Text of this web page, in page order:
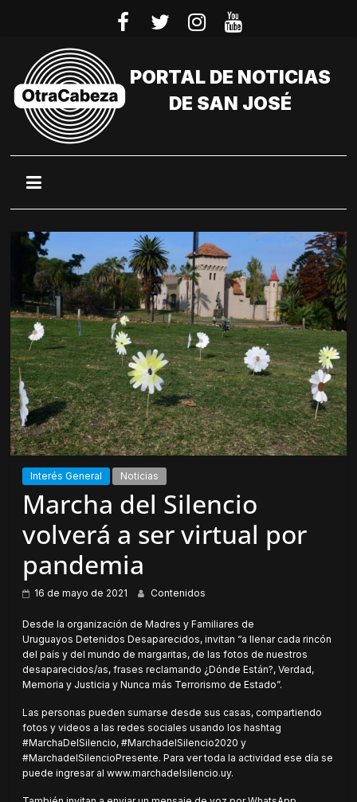
PORTAL DE NOTICIAS
DE SAN JOSÉ
Interés General Noticias
Marcha del Silencio
volverá a ser virtual por
pandemia
16 de mayo de 2021 Contenidos
Desde la organización de Madres y Familiares de
Uruguayos Detenidos Desaparecidos, invitan “a llenar cada rincón
del país y del mundo de margaritas, de las fotos de nuestros
desaparecidos/as, frases reclamando ¿Dónde Están?, Verdad,
Memoria y Justicia y Nunca más Terrorismo de Estado”.
Las personas pueden sumarse desde sus casas, compartiendo
fotos y videos a las redes sociales usando los hashtag
#MarchaDelSilencio, #MarchadelSilencio2020 y
#MarchadelSilencioPresente. Para ver toda la actividad ese día se
puede ingresar alwww.marchadelsilencio.uy.